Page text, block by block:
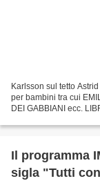
Karlsson sul tetto
per bambini tra cui
DEI GABBIANI ecc.
Il programma
sigla "Tutti